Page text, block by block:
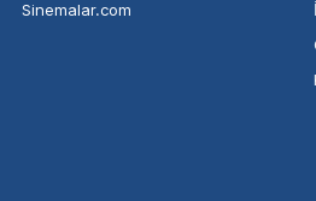
Sinemalar.com